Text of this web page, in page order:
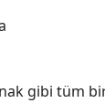
gibi tüm